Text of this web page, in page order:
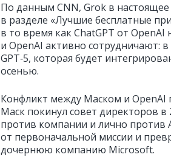
По данным CNN, Grok в
в разделе «Лучшие бесплатные
в то время как ChatGPT от
и OpenAI активно сотрудничают:
GPT‑5, которая будет
осенью.
Конфликт между Маском и OpenAI
Маск покинул совет директоров в
против компании и лично против
от первоначальной миссии и
дочернюю компанию Microsoft.